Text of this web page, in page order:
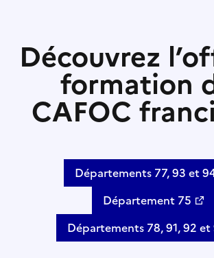
Découvrez
formation
CAFOC
Départements 77, 93 et
Département 75
Départements 78, 91, 92 et